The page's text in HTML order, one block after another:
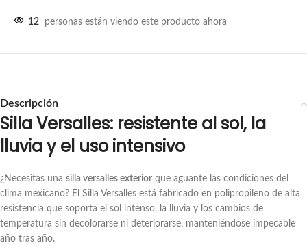
12 personas están viendo este producto ahora
Descripción
Silla Versalles: resistente al sol, la
lluvia y el uso intensivo
¿Necesitas una silla versalles exterior que aguante las condiciones del
clima mexicano? El Silla Versalles está fabricado en polipropileno de alta
resistencia que soporta el sol intenso, la lluvia y los cambios de
temperatura sin decolorarse ni deteriorarse, manteniéndose impecable
año tras año.